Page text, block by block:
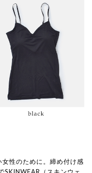
性のために。締め付け感